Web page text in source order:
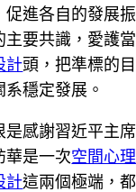
促進各自的發展
主要共識，愛護
計頭，把準標的
穩定發展。
是感謝習近平主
華是一次空間心
計這兩個極端，